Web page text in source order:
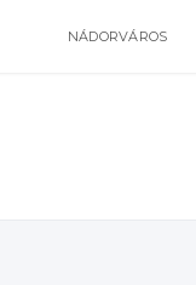
NÁDORVÁROS